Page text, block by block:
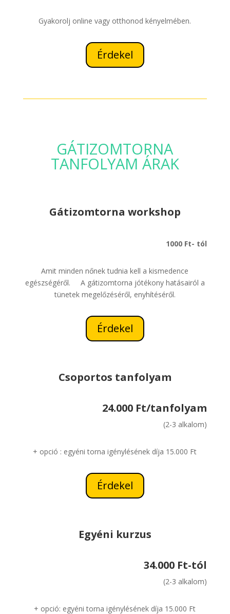
Gyakorolj online vagy otthonod kényelmében.
Érdekel
GÁTIZOMTORNA
TANFOLYAM ÁRAK
Gátizomtorna workshop
1000 Ft- tól
Amit minden nőnek tudnia kell a kismedence
egészségéről. A gátizomtorna jótékony hatásairól a
tünetek megelőzéséről, enyhítéséről.
Érdekel
Csoportos tanfolyam
24.000 Ft/tanfolyam
(2-3 alkalom)
+ opció : egyéni torna igénylésének díja 15.000 Ft
Érdekel
Egyéni kurzus
34.000 Ft-tól
(2-3 alkalom)
+ opció: egyéni torna igénylésének díja 15.000 Ft